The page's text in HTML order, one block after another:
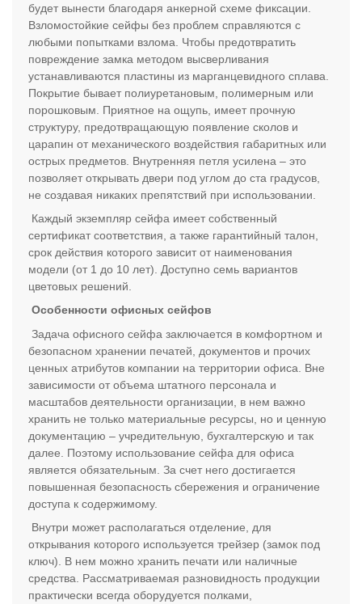
будет вынести благодаря анкерной схеме фиксации.
Взломостойкие сейфы без проблем справляются с
любыми попытками взлома. Чтобы предотвратить
повреждение замка методом высверливания
устанавливаются пластины из марганцевидного сплава.
Покрытие бывает полиуретановым, полимерным или
порошковым. Приятное на ощупь, имеет прочную
структуру, предотвращающую появление сколов и
царапин от механического воздействия габаритных или
острых предметов. Внутренняя петля усилена – это
позволяет открывать двери под углом до ста градусов,
не создавая никаких препятствий при использовании.
Каждый экземпляр сейфа имеет собственный
сертификат соответствия, а также гарантийный талон,
срок действия которого зависит от наименования
модели (от 1 до 10 лет). Доступно семь вариантов
цветовых решений.
Особенности офисных сейфов
Задача офисного сейфа заключается в комфортном и
безопасном хранении печатей, документов и прочих
ценных атрибутов компании на территории офиса. Вне
зависимости от объема штатного персонала и
масштабов деятельности организации, в нем важно
хранить не только материальные ресурсы, но и ценную
документацию – учредительную, бухгалтерскую и так
далее. Поэтому использование сейфа для офиса
является обязательным. За счет него достигается
повышенная безопасность сбережения и ограничение
доступа к содержимому.
Внутри может располагаться отделение, для
открывания которого используется трейзер (замок под
ключ). В нем можно хранить печати или наличные
средства. Рассматриваемая разновидность продукции
практически всегда оборудуется полками,